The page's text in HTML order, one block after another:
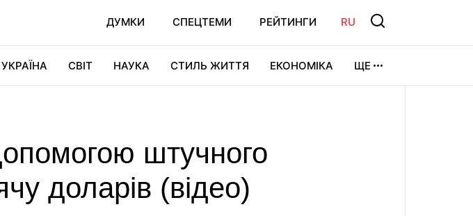
ДУМКИ СПЕЦТЕМИ РЕЙТИНГИ RU
УКРАЇНА СВІТ НАУКА СТИЛЬ ЖИТТЯ ЕКОНОМІКА ЩЕ
штучного
доларів (відео)